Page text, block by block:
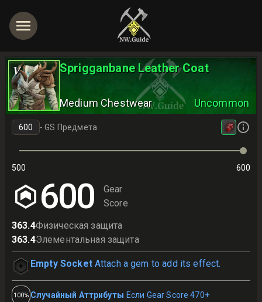
V Sprigganbane Leather Coat
Medium Chestwear Uncommon
-GS Предмета
500 600
600
Gear
Score
363.4Физическая защита
363.4Элементальная защита
Empty Socket Attach a gem to add its effect.
100% Случайный Аттрибуты Если Gear Score 470+